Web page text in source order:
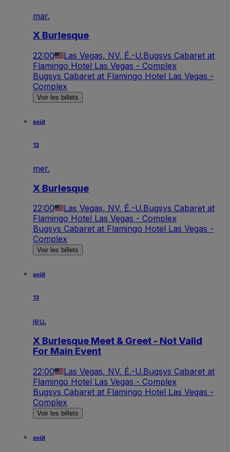
mar.
X Burlesque
22:00 Las Vegas, NV, É.-U.Bugsys Cabaret at
Flamingo Hotel Las Vegas - Complex
Bugsys Cabaret at Flamingo Hotel Las Vegas -
Complex
Voir les billets
août
12
mer.
X Burlesque
22:00 Las Vegas, NV, É.-U.Bugsys Cabaret at
Flamingo Hotel Las Vegas - Complex
Bugsys Cabaret at Flamingo Hotel Las Vegas -
Complex
Voir les billets
août
13
jeu.
X Burlesque Meet & Greet - Not Valid
For Main Event
22:00 Las Vegas, NV, É.-U.Bugsys Cabaret at
Flamingo Hotel Las Vegas - Complex
Bugsys Cabaret at Flamingo Hotel Las Vegas -
Complex
Voir les billets
août